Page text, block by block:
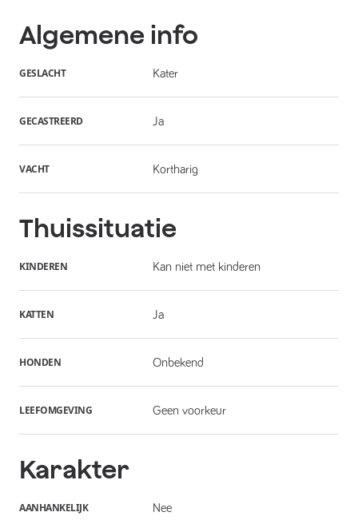
Algemene info
GESLACHT Kater
GECASTREERD Ja
VACHT Kortharig
Thuissituatie
KINDEREN Kan niet met kinderen
KATTEN Ja
HONDEN Onbekend
LEEFOMGEVING Geen voorkeur
Karakter
AANHANKELIJK Nee